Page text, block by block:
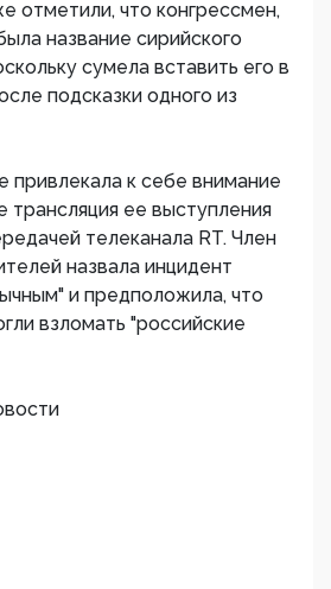
отметили, что конгрессмен,
название сирийского
сумела вставить его в
подсказки одного из
привлекала к себе внимание
трансляция ее выступления
телеканала RT. Член
назвала инцидент
и предположила, что
взломать "российские